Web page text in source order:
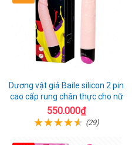
Dương vật giả Baile silicon 2 pin
cao cấp rung chân thực cho nữ
550.000₫
(29)